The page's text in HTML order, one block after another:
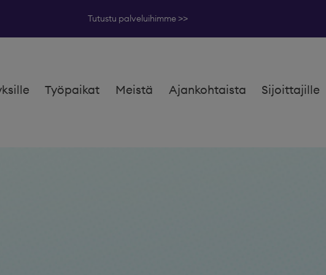
Tutustu palveluihimme >>
Työpaikat Meistä Ajankohtaista Sijoittajille